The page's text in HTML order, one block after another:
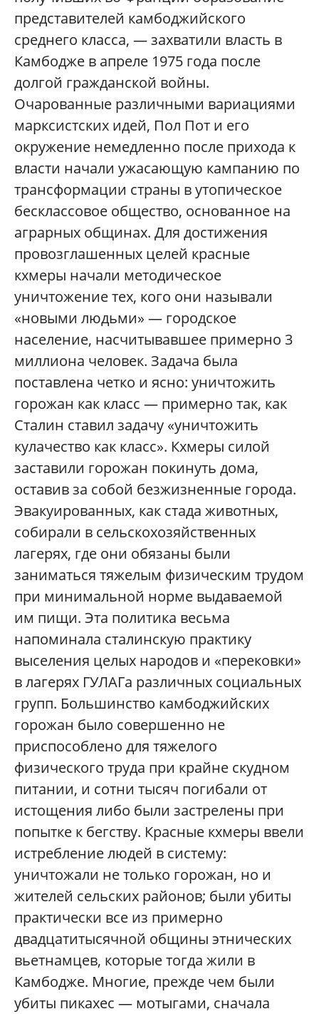
представителей камбоджийского
среднего класса, — захватили власть в
Камбодже в апреле 1975 года после
долгой гражданской войны.
Очарованные различными вариациями
марксистских идей, Пол Пот и его
окружение немедленно после прихода к
власти начали ужасающую кампанию по
трансформации страны в утопическое
бесклассовое общество, основанное на
аграрных общинах. Для достижения
провозглашенных целей красные
кхмеры начали методическое
уничтожение тех, кого они называли
«новыми людьми» — городское
население, насчитывавшее примерно 3
миллиона человек. Задача была
поставлена четко и ясно: уничтожить
горожан как класс — примерно так, как
Сталин ставил задачу «уничтожить
кулачество как класс». Кхмеры силой
заставили горожан покинуть дома,
оставив за собой безжизненные города.
Эвакуированных, как стада животных,
собирали в сельскохозяйственных
лагерях, где они обязаны были
заниматься тяжелым физическим трудом
при минимальной норме выдаваемой
им пищи. Эта политика весьма
напоминала сталинскую практику
выселения целых народов и «перековки»
в лагерях ГУЛАГа различных социальных
групп. Большинство камбоджийских
горожан было совершенно не
приспособлено для тяжелого
физического труда при крайне скудном
питании, и сотни тысяч погибали от
истощения либо были застрелены при
попытке к бегству. Красные кхмеры ввели
истребление людей в систему:
уничтожали не только горожан, но и
жителей сельских районов; были убиты
практически все из примерно
двадцатитысячной общины этнических
вьетнамцев, которые тогда жили в
Камбодже. Многие, прежде чем были
убиты пикахес — мотыгами, сначала